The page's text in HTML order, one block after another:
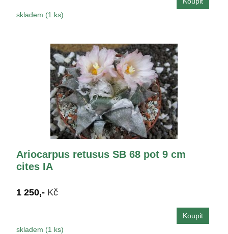
skladem (1 ks)
Ariocarpus retusus SB 68 pot 9 cm
cites IA
1 250,- Kč
skladem (1 ks)